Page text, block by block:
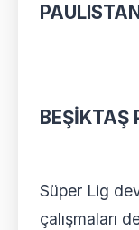
BEŞİKTAŞ
Süper Lig
çalışmaları